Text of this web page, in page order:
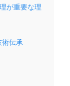
が重要な理
術伝承